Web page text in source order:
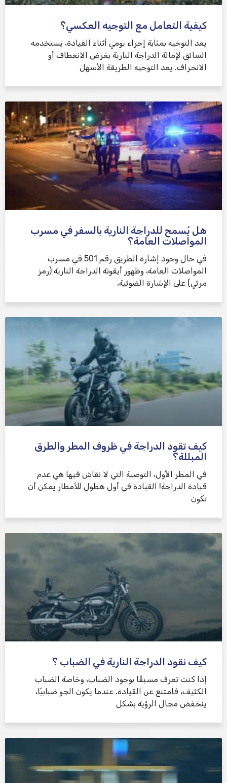
كيفية التعامل مع التوجيه العكسي؟
يعد التوجيه بمثابة إجراء يومي أثناء القيادة، يستخدمه
السائق لإمالة الدراجة النارية بغرض الانعطاف أو
الانحراف. يعد التوجيه الطريقة الأسهل
هل يُسمح للدراجة النارية بالسفر في مسرب
المواصلات العامة؟
في حال وجود إشارة الطريق رقم 501 في مسرب
المواصلات العامة، وظهور أيقونة الدراجة النارية (رمز
مرئي) على الإشارة الضوئية،
كيف تقود الدراجة في ظروف المطر والطرق
المبللة؟
في المطر الأول، التوصية التي لا نقاش فيها هي عدم
قيادة الدراجة! القيادة في أول هطول للأمطار يمكن أن
تكون
كيف نقود الدراجة النارية في الضباب ؟
إذا كنت تعرف مسبقًا بوجود الضباب، وخاصة الضباب
الكثيف، فامتنع عن القيادة. عندما يكون الجو ضبابيًا،
ينخفض ​​مجال الرؤية بشكل